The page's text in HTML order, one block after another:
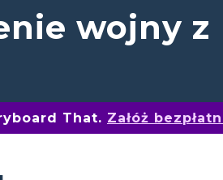
wojny z
That. Załóż